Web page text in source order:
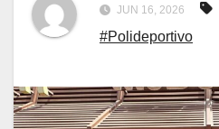
JUN 16, 2026
#Polideportivo